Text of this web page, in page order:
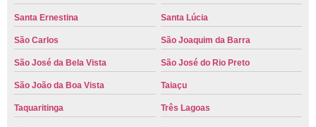
Santa Ernestina Santa Lúcia
São Carlos São Joaquim da Barra
São José da Bela Vista São José do Rio Preto
São João da Boa Vista Taiaçu
Taquaritinga Três Lagoas